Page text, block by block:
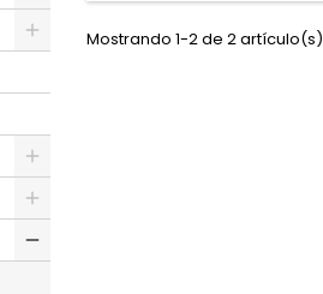
Mostrando 1-2 de 2 artículo(s)